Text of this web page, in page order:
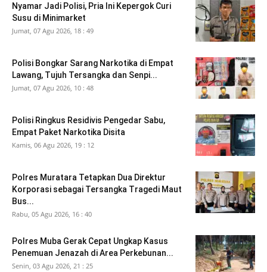
Nyamar Jadi Polisi, Pria Ini Kepergok Curi
Susu di Minimarket
Jumat, 07 Agu 2026, 18 : 49
Polisi Bongkar Sarang Narkotika di Empat
Lawang, Tujuh Tersangka dan Senpi...
Jumat, 07 Agu 2026, 10 : 48
Polisi Ringkus Residivis Pengedar Sabu,
Empat Paket Narkotika Disita
Kamis, 06 Agu 2026, 19 : 12
Polres Muratara Tetapkan Dua Direktur
Korporasi sebagai Tersangka Tragedi Maut
Bus...
Rabu, 05 Agu 2026, 16 : 40
Polres Muba Gerak Cepat Ungkap Kasus
Penemuan Jenazah di Area Perkebunan...
Senin, 03 Agu 2026, 21 : 25